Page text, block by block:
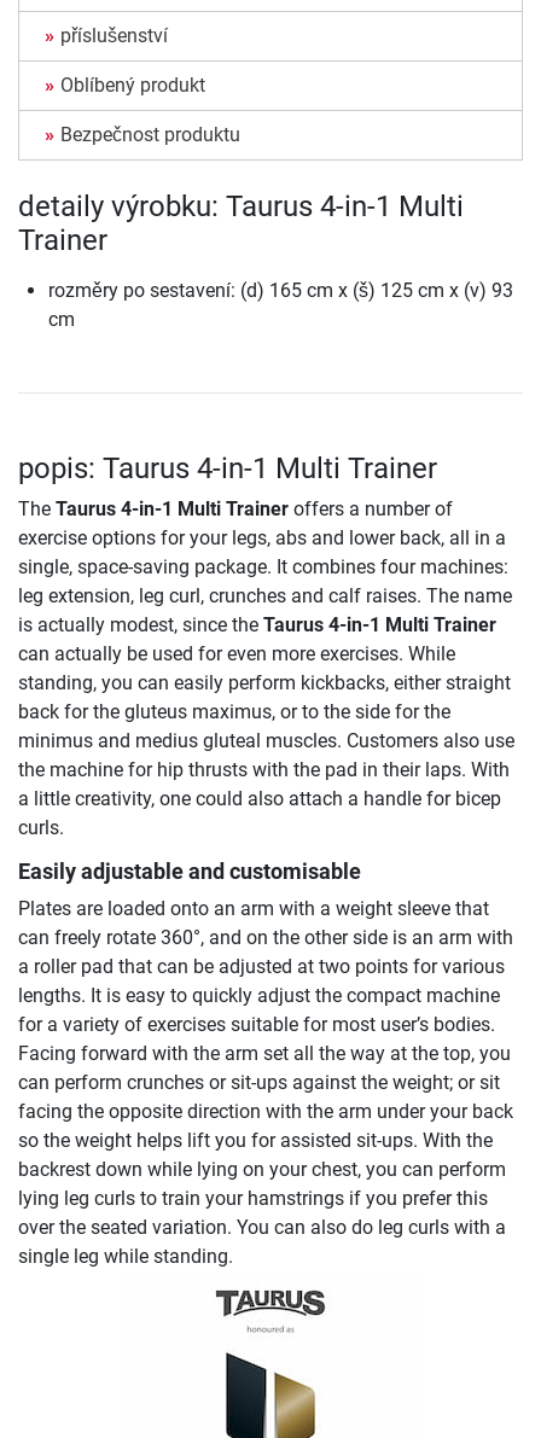
příslušenství
Oblíbený produkt
Bezpečnost produktu
detaily výrobku: Taurus 4-in-1 Multi
Trainer
rozměry po sestavení: (d) 165 cm x (š) 125 cm x (v) 93
cm
popis: Taurus 4-in-1 Multi Trainer
The Taurus 4-in-1 Multi Trainer offers a number of
exercise options for your legs, abs and lower back, all in a
single, space-saving package. It combines four machines:
leg extension, leg curl, crunches and calf raises. The name
is actually modest, since the Taurus 4-in-1 Multi Trainer
can actually be used for even more exercises. While
standing, you can easily perform kickbacks, either straight
back for the gluteus maximus, or to the side for the
minimus and medius gluteal muscles. Customers also use
the machine for hip thrusts with the pad in their laps. With
a little creativity, one could also attach a handle for bicep
curls.
Easily adjustable and customisable
Plates are loaded onto an arm with a weight sleeve that
can freely rotate 360°, and on the other side is an arm with
a roller pad that can be adjusted at two points for various
lengths. It is easy to quickly adjust the compact machine
for a variety of exercises suitable for most user’s bodies.
Facing forward with the arm set all the way at the top, you
can perform crunches or sit-ups against the weight; or sit
facing the opposite direction with the arm under your back
so the weight helps lift you for assisted sit-ups. With the
backrest down while lying on your chest, you can perform
lying leg curls to train your hamstrings if you prefer this
over the seated variation. You can also do leg curls with a
single leg while standing.